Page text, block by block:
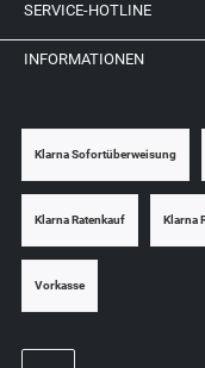
SERVICE-HOTLINE
INFORMATIONEN
Klarna Sofortüberweisung
Klarna Ratenkauf Klarna
Vorkasse